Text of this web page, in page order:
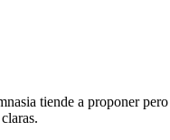
tiende a proponer